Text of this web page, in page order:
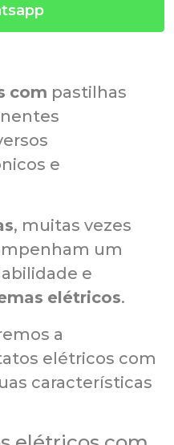
com pastilhas
e
, muitas vezes
um
e
elétricos.
a
elétricos com
características